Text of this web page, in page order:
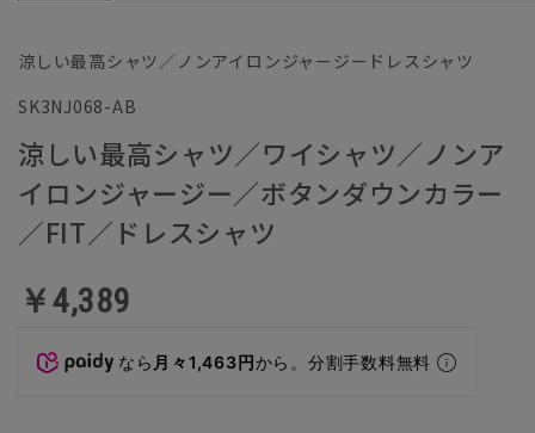
涼しい最高シャツ／ノンアイロンジャージードレスシャツ
SK3NJ068-AB
涼しい最高シャツ／ワイシャツ／ノンア
イロンジャージー／ボタンダウンカラー
／FIT／ドレスシャツ
￥4,389
なら 月々1,463円から。分割手数料無料